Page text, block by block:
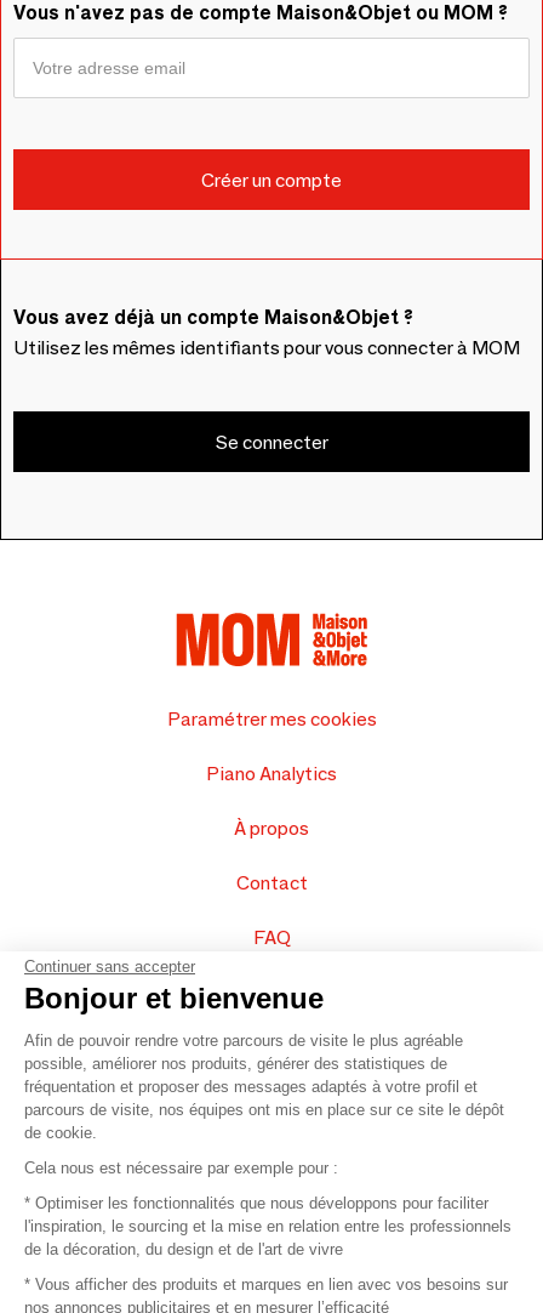
Vous n'avez pas de compte Maison&Objet ou MOM ?
Vous avez déjà un compte Maison&Objet ?
Utilisez les mêmes identifiants pour vous connecter à MOM
Se connecter
Paramétrer mes cookies
Piano Analytics
À propos
Contact
FAQ
Vendez vos produits
Plan du site
© 2016 –Organisation SAFI
Recrutement
Continuer sans accepter
Bonjour et bienvenue
Afin de pouvoir rendre votre parcours de visite le plus agréable
possible, améliorer nos produits, générer des statistiques de
fréquentation et proposer des messages adaptés à votre profil et
parcours de visite, nos équipes ont mis en place sur ce site le dépôt
de cookie.
Cela nous est nécessaire par exemple pour :
* Optimiser les fonctionnalités que nous développons pour faciliter
l'inspiration, le sourcing et la mise en relation entre les professionnels
de la décoration, du design et de l'art de vivre
* Vous afficher des produits et marques en lien avec vos besoins sur
nos annonces publicitaires et en mesurer l’efficacité